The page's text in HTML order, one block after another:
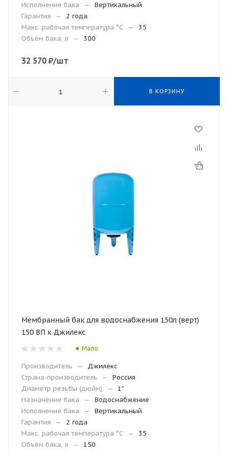
Исполнение бака
—
Вертикальный
Гарантия
—
2 года
Макc. рабочая температура °С
—
35
Объём бака, л
— 300
32 570₽/шт
В КОРЗИНУ
Мембранный бак для водоснабжения 150л (верт)
150 ВП к Джилекс
Мало
Производитель —
Джилекс
Страна-производитель
—
Россия
Диаметр резьбы (дюйм)
—
1"
Назначение бака
—
Водоснабжение
Исполнение бака
—
Вертикальный
Гарантия
—
2 года
Макc. рабочая температура °С
—
35
Объём бака, л
— 150